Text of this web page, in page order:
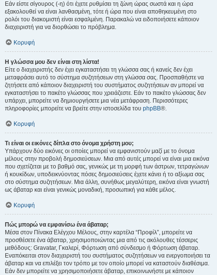
Εάν είστε σίγουρος (-η) ότι έχετε ρυθμίσει τη ζώνη ώρας σωστά και η ώρα
εξακολουθεί να είναι λανθασμένη, τότε ή ώρα που είναι αποθηκευμένη στο
ρολόι του διακομιστή είναι εσφαλμένη. Παρακαλώ να ειδοποιήσετε κάποιον
διαχειριστή για να διορθώσει το πρόβλημα.
Κορυφή
Η γλώσσα μου δεν είναι στη λίστα!
Είτε ο διαχειριστής δεν έχει εγκαταστήσει τη γλώσσα σας ή κανείς δεν έχει
μεταφράσει αυτό το σύστημα συζητήσεων στη γλώσσα σας. Προσπαθήστε να
ζητήσετε από κάποιον διαχειριστή του συστήματος συζητήσεων αν μπορεί να
εγκαταστήσει το πακέτο γλώσσας που χρειάζεστε. Εάν το πακέτο γλώσσας δεν
υπάρχει, μπορείτε να δημιουργήσετε μια νέα μετάφραση. Περισσότερες
πληροφορίες μπορείτε να βρείτε στην ιστοσελίδα του phpBB®.
Κορυφή
Τι είναι οι εικόνες δίπλα στο όνομα χρήστη μου;
Υπάρχουν δύο εικόνες οι οποίες μπορεί να εμφανιστούν μαζί με το όνομα
μέλους στην προβολή δημοσιεύσεων. Μια από αυτές μπορεί να είναι μια εικόνα
που σχετίζεται με το βαθμό σας, γενικώς με τη μορφή των άστρων, τετραγώνων
ή κουκίδων, υποδεικνύοντας πόσες δημοσιεύσεις έχετε κάνει ή το αξίωμα σας
στο σύστημα συζητήσεων. Μια άλλη, συνήθως μεγαλύτερη, εικόνα είναι γνωστή
ως άβαταρ και είναι γενικώς μοναδική, προσωπική για κάθε μέλος.
Κορυφή
Πώς μπορώ να εμφανίσω ένα άβαταρ;
Μέσα στον Πίνακα Ελέγχου Μέλους, στην καρτέλα “Προφίλ”, μπορείτε να
προσθέσετε ένα άβαταρ, χρησιμοποιώντας μια από τις ακόλουθες τέσσερις
μεθόδους: Gravatar, Γκαλερί, Φόρτωση από σύνδεσμο ή Φόρτωση άβαταρ.
Εναπόκειται στον διαχειριστή του συστήματος συζητήσεων να ενεργοποιήσει τα
άβαταρ και να επιλέξει τον τρόπο με τον οποίο μπορεί να καταστούν διαθέσιμα.
Εάν δεν μπορείτε να χρησιμοποιήσετε άβαταρ, επικοινωνήστε με κάποιον